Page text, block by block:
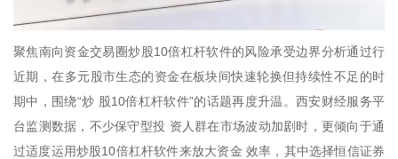
聚焦南向资金交易圈炒股10倍杠杆软件的风险承受边界分析通过行
近期，在多元股市生态的资金在板块间快速轮换但持续性不足的时
期中，围绕“炒 股10倍杠杆软件”的话题再度升温。西安财经服务平
台监测数据，不少保守型投 资人群在市场波动加剧时，更倾向于通
过适度运用炒股10倍杠杆软件来放大资金 效率，其中选择恒信证券